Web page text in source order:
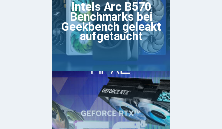
Intels Arc B570
Benchmarks bei
Geekbench geleakt
aufgetaucht